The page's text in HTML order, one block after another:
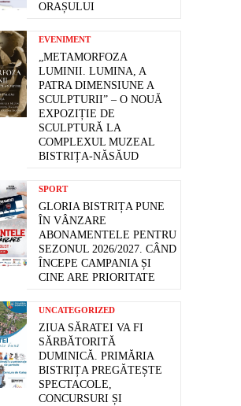
ORAȘULUI
EVENIMENT
„METAMORFOZA
LUMINII. LUMINA, A
PATRA DIMENSIUNE A
SCULPTURII” – O NOUĂ
EXPOZIȚIE DE
SCULPTURĂ LA
COMPLEXUL MUZEAL
BISTRIȚA-NĂSĂUD
SPORT
GLORIA BISTRIȚA PUNE
ÎN VÂNZARE
ABONAMENTELE PENTRU
SEZONUL 2026/2027. CÂND
ÎNCEPE CAMPANIA ȘI
CINE ARE PRIORITATE
UNCATEGORIZED
ZIUA SĂRATEI VA FI
SĂRBĂTORITĂ
DUMINICĂ. PRIMĂRIA
BISTRIȚA PREGĂTEȘTE
SPECTACOLE,
CONCURSURI ȘI